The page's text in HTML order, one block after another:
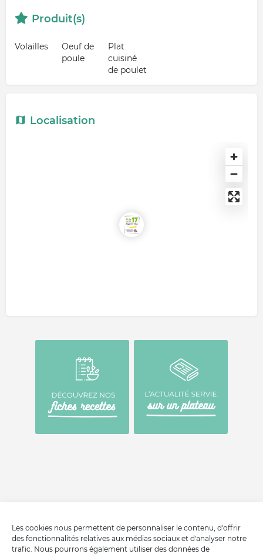
Les cookies nous permettent de personnaliser le contenu, d'offrir
des fonctionnalités relatives aux médias sociaux et d'analyser notre
trafic. Nous pourrons également utiliser des données de
Produit(s)
Volailles
Oeuf de
poule
Plat
cuisiné
de poulet
Localisation